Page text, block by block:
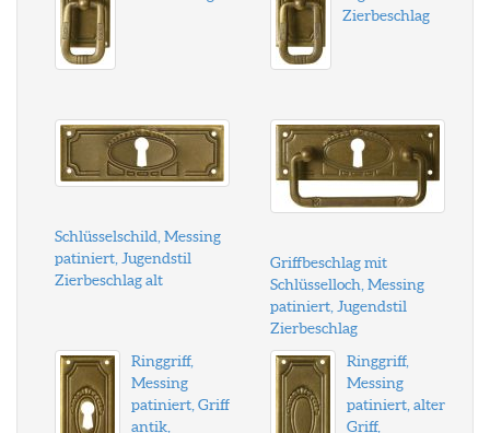
Zierbeschlag
Schlüsselschild, Messing
patiniert, Jugendstil
Zierbeschlag alt
Griffbeschlag mit
Schlüsselloch, Messing
patiniert, Jugendstil
Zierbeschlag
Ringgriff,
Messing
patiniert, Griff
antik,
Ringgriff,
Messing
patiniert, alter
Griff,